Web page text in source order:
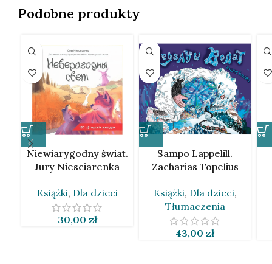
Podobne produkty
Niewiarygodny świat.
Jury Niesciarenka
Książki, Dla dzieci
30,00 zł
Sampo Lappelill.
Zacharias Topelius
Książki, Dla dzieci,
Tłumaczenia
43,00 zł